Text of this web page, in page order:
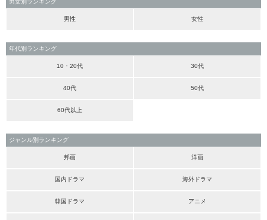
男女別ランキング
男性 女性
年代別ランキング
10・20代 30代
40代 50代
60代以上
ジャンル別ランキング
邦画 洋画
国内ドラマ 海外ドラマ
韓国ドラマ アニメ